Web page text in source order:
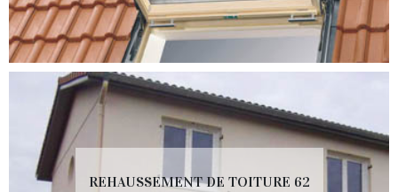
REHAUSSEMENT DE TOITURE 62